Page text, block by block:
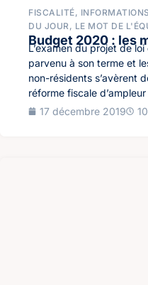
FISCALITÉ,
DU JOUR , LE MOT DE
Budget 2020 : les
L’examen du projet de
parvenu à son terme et
non-résidents s’avèrent
réforme fiscale
17 décembre 2019